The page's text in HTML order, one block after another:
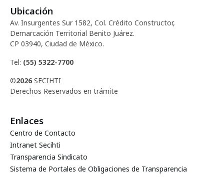
Ubicación
Av. Insurgentes Sur 1582, Col. Crédito Constructor,
Demarcación Territorial Benito Juárez.
CP 03940, Ciudad de México.
Tel: (55) 5322-7700
©2026 SECIHTI
Derechos Reservados en trámite
Enlaces
Centro de Contacto
Intranet Secihti
Transparencia Sindicato
Sistema de Portales de Obligaciones de Transparencia